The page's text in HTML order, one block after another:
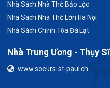
Nhà Sách Nhà Thờ Bảo Lộc
Nhà Sách Nhà Thờ Lớn Hà Nội
Nhà Sách Chính Tòa Đà Lạt
Nhà Trung Ương - Thụy Sĩ
www.soeurs-st-paul.ch